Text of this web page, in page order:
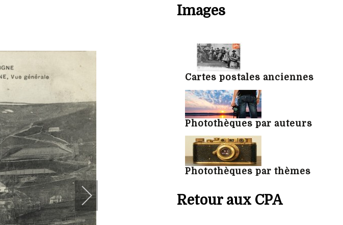
Images
Cartes postales anciennes
Photothèques par auteurs
Photothèques par thèmes
Retour aux CPA